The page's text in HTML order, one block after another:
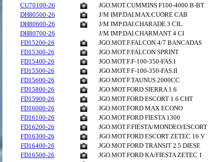
CU70100-26
JGO.MOT.CUMMINS F100-4000 B-BT
DH80500-26
J/M IMP.DAI.MAX.CUORE CAB
DH80600-26
J/M IMP.DAI.CHARADE 3 CIL.
DH80700-26
J/M IMP.DAI.CHARMANT 4 CI
FD15200-26
JGO.MOT.F.FALCON 4/7 BANCADAS
FD15300-26
JGO.MOT.F.FALCON SPRINT
FD15400-26
JGO.MOT.F.F-100-350-FAS.I
FD15500-26
JGO.MOT.F.F-100-350-FAS.II
FD15600-26
JGO.MOT.F.TAUNUS 2000CC
FD15800-26
JGO.MOT.FORD SIERRA 1.6
FD15900-26
JGO.MOT.FORD ESCORT 1.6 CHT
FD16000-26
JGO.MOT.FORD MAX ECONO
FD16100-26
JGO.MOT.FORD FIESTA 1300
FD16200-26
JGO.MOT.F.FIESTA/MONDEO/ESCORT
FD16300-26
JGO.MOT.FORD ESCORT ZETEC 16 V
FD16400-26
JGO.MOT.FORD TRANSIT 2.5 DIESE
FD16500-26
JGO.MOT.FORD KA/FIESTA ZETEC 1